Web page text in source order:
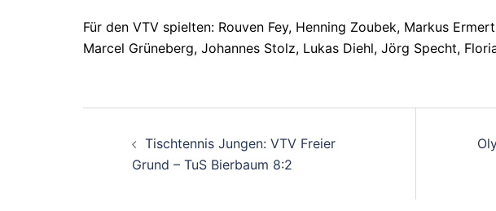
Für den VTV spielten: Rouven Fey, Henning Zoubek, Markus
Marcel Grüneberg, Johannes Stolz, Lukas Diehl, Jörg Specht,
Tischtennis Jungen: VTV Freier
Grund – TuS Bierbaum 8:2